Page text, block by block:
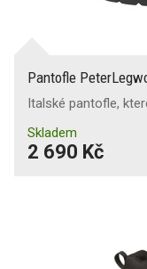
Pantofle
Italské pantofle,
Skladem
2 690 Kč